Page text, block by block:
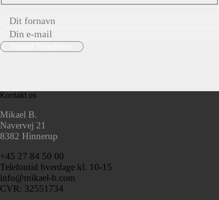
Kontakt os
Mikael B.
Navervej 21
8382 Hinnerup
+45 27 84 50 00
Telefontid hverdage kl. 10-15
info@mikael-b.com
CVR: 32551734